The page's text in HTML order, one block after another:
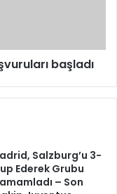
başladı
Salzburg’u 3-
Ederek Grubu
– Son